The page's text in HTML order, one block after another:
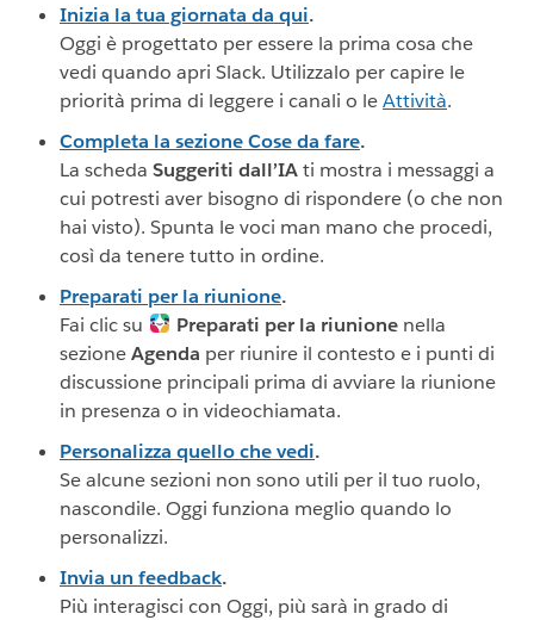
Inizia la tua giornata da qui.
Oggi è progettato per essere la prima cosa che
vedi quando apri Slack. Utilizzalo per capire le
priorità prima di leggere i canali o leAttività.
Completa la sezione Cose da fare.
La scheda Suggeriti dall’IAti mostra i messaggi a
cui potresti aver bisogno di rispondere (o che non
hai visto). Spunta le voci man mano che procedi,
così da tenere tutto in ordine.
Preparati per la riunione.
Fai clic su
Preparati per la riunione nella
sezioneAgenda per riunire il contesto e i punti di
discussione principali prima di avviare la riunione
in presenza o in videochiamata.
Personalizza quello che vedi.
Se alcune sezioni non sono utili per il tuo ruolo,
nascondile. Oggi funziona meglio quando lo
personalizzi.
Invia un feedback.
Più interagisci con Oggi, più sarà in grado di